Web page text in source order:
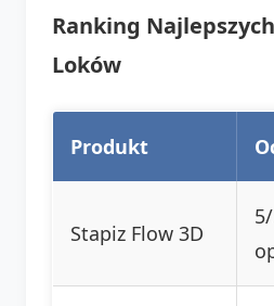
Ranking
Loków
Produkt
Stapiz Flow 3D